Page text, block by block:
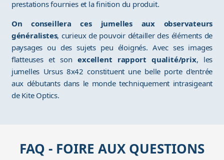
prestations fournies et la finition du produit.
On conseillera ces jumelles aux observateurs
généralistes, curieux de pouvoir détailler des éléments de
paysages ou des sujets peu éloignés. Avec ses images
flatteuses et sonexcellent rapport qualité/prix, les
jumelles Ursus 8x42 constituent une belle porte d'entrée
aux débutants dans le monde techniquement intrasigeant
de Kite Optics.
FAQ - FOIRE AUX QUESTIONS